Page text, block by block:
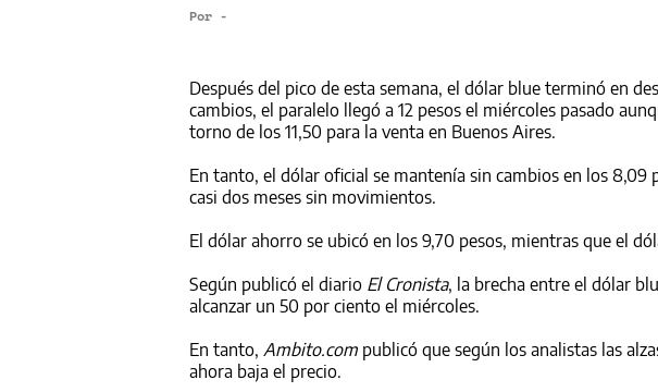
Por -
Después del pico de esta semana, el dólar blue terminó en
cambios, el paralelo llegó a 12 pesos el miércoles pasado
torno de los 11,50 para la venta en Buenos Aires.
En tanto, el dólar oficial se mantenía sin cambios en los
casi dos meses sin movimientos.
El dólar ahorro se ubicó en los 9,70 pesos, mientras que el
Según publicó el diario El Cronista, la brecha entre el dólar
alcanzar un 50 por ciento el miércoles.
En tanto, Ambito.com publicó que según los analistas las
ahora baja el precio.